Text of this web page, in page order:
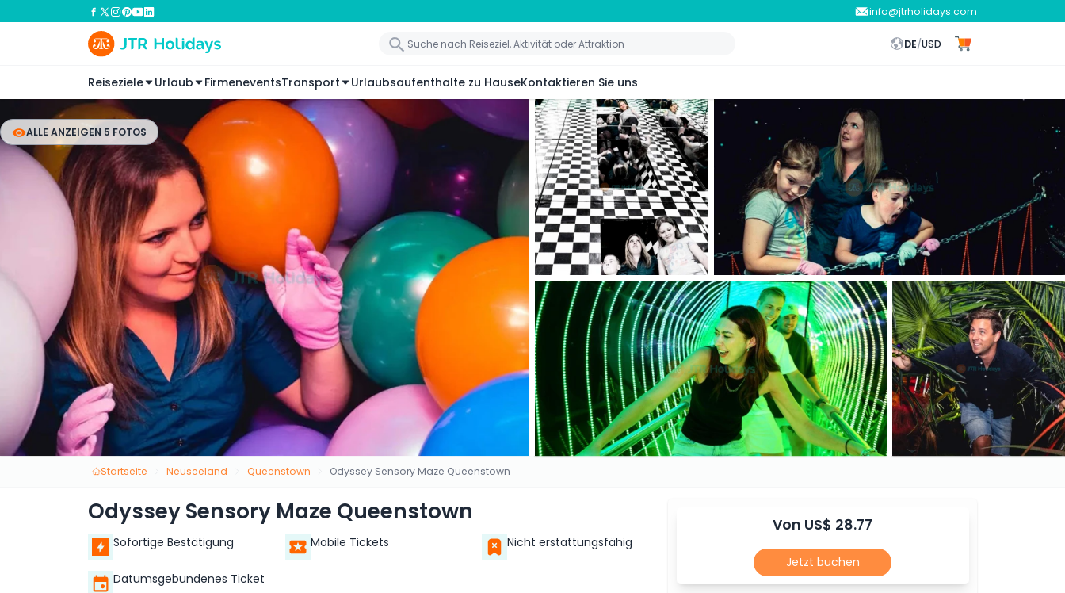
info@jtrholidays.com
DE/USD
Reiseziele Urlaub FirmeneventsTransport Urlaubsaufenthalte zu HauseKontaktieren Sie uns
ALLE ANZEIGEN 5 FOTOS
Startseite Neuseeland Queenstown Odyssey Sensory Maze Queenstown
Odyssey Sensory Maze Queenstown
Sofortige Bestätigung Mobile Tickets Nicht erstattungsfähig
Datumsgebundenes Ticket
Von US$ 28.77
Jetzt buchen